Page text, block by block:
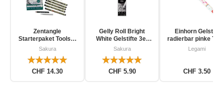
Zentangle
Starterpaket Toolset
für Einsteiger 12-
Sakura
CHF 14.30
Gelly Roll Bright
White Gelstifte 3er
Pack
Sakura
CHF 5.90
Einhorn Gelstift
radierbar pinke
Legami
CHF 3.50